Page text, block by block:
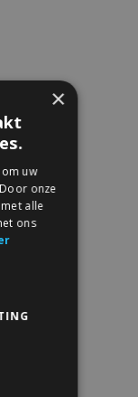
×
uw
onze
alle
ons